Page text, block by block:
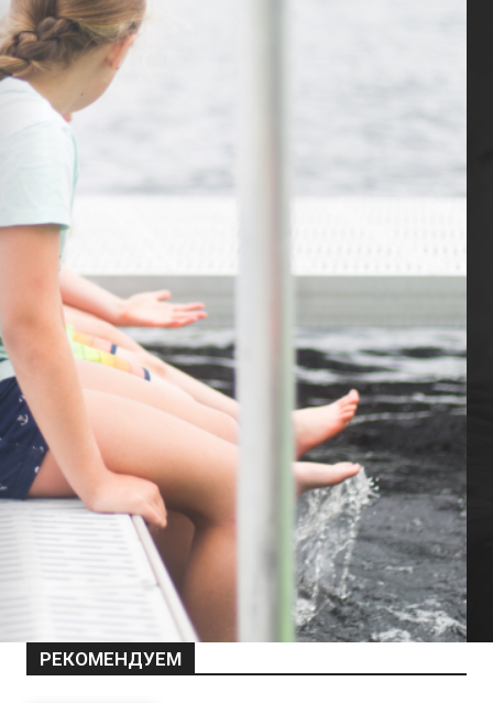
РЕКОМЕНДУЕМ